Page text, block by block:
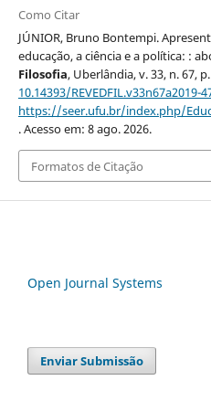
Como Citar
JÚNIOR, Bruno Bontempi.
educação, a ciência e a política: :
Filosofia, Uberlândia, v. 33, n. 67,
10.14393/REVEDFIL.v33n67a2019-
https://seer.ufu.br/index.php/
. Acesso em: 8 ago. 2026.
Formatos de Citação
Open Journal Systems
Enviar Submissão